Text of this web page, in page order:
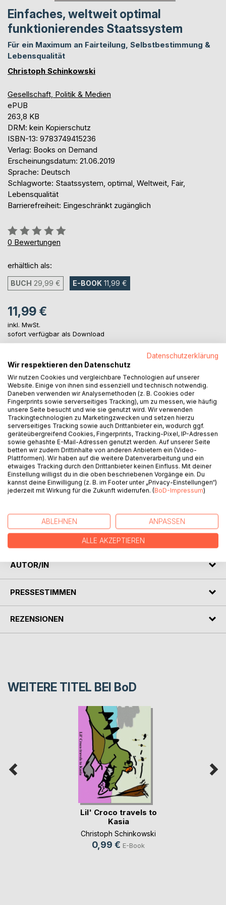
Einfaches, weltweit optimal
funktionierendes Staatssystem
Für ein Maximum an Fairteilung, Selbstbestimmung &
Lebensqualität
Christoph Schinkowski
Gesellschaft, Politik & Medien
ePUB
263,8 KB
DRM: kein Kopierschutz
ISBN-13: 9783749415236
Verlag: Books on Demand
Erscheinungsdatum: 21.06.2019
Sprache: Deutsch
Schlagworte: Staatssystem, optimal, Weltweit, Fair,
Lebensqualität
Barrierefreiheit: Eingeschränkt zugänglich
Bewertung::
0%
0 Bewertungen
erhältlich als:
BUCH 29,99 € E-BOOK 11,99 €
11,99 €
inkl. MwSt.
sofort verfügbar als Download
IN DEN WARENKORB
Auf die Merkliste
Titel bewerten
BESCHREIBUNG
Dieses Buch beschreibt in einfacher Form ein im Sinne von
Fairteilung, Selbstbestimmung und Lebensqualität weltweit
optimal funktionierendes Staatssystem.
AUTOR/IN
PRESSESTIMMEN
REZENSIONEN
WEITERE TITEL BEI BoD
Lil' Croco travels to
Kasia
Christoph Schinkowski
0,99 € E-Book
Datenschutzerklärung
Wir respektieren den Datenschutz
Wir nutzen Cookies und vergleichbare Technologien auf unserer
Website. Einige von ihnen sind essenziell und technisch notwendig.
Daneben verwenden wir Analysemethoden (z. B. Cookies oder
Fingerprints sowie serverseitiges Tracking), um zu messen, wie häufig
unsere Seite besucht und wie sie genutzt wird. Wir verwenden
Trackingtechnologien zu Marketingzwecken und setzen hierzu
serverseitiges Tracking sowie auch Drittanbieter ein, wodurch ggf.
geräteübergreifend Cookies, Fingerprints, Tracking-Pixel, IP-Adressen
sowie gehashte E-Mail-Adressen genutzt werden. Auf unserer Seite
betten wir zudem Drittinhalte von anderen Anbietern ein (Video-
Plattformen). Wir haben auf die weitere Datenverarbeitung und ein
etwaiges Tracking durch den Drittanbieter keinen Einfluss. Mit deiner
Einstellung willigst du in die oben beschriebenen Vorgänge ein. Du
kannst deine Einwilligung (z. B. im Footer unter „Privacy-Einstellungen“)
jederzeit mit Wirkung für die Zukunft widerrufen. (BoD-Impressum)
ABLEHNEN ANPASSEN
ALLE AKZEPTIEREN